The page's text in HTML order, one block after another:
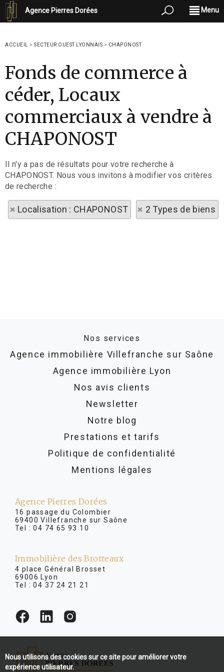
Agence Pierres Dorées Menu
ACCUEIL > SECTEUR OUEST LYONNAIS > CHAPONOST
Fonds de commerce à
céder, Locaux
commerciaux à vendre à
CHAPONOST
Il n'y a pas de résultats pour votre recherche à
CHAPONOST. Nous vous invitons à modifier vos critères
de recherche :
Localisation : CHAPONOST 2 Types de biens
Nos services
Agence immobilière Villefranche sur Saône
Agence immobilière Lyon
Nos avis clients
Newsletter
Notre blog
Prestations et tarifs
Politique de confidentialité
Mentions légales
Agence Pierres Dorées
16 passage du Colombier
69400 Villefranche sur Saône
Tel :04 74 65 93 10
Immobilière des Brotteaux
4 place Général Brosset
69006 Lyon
Tel :04 37 24 21 21
Nous utilisons des cookies sur ce site pour améliorer votre
expérience utilisateur.